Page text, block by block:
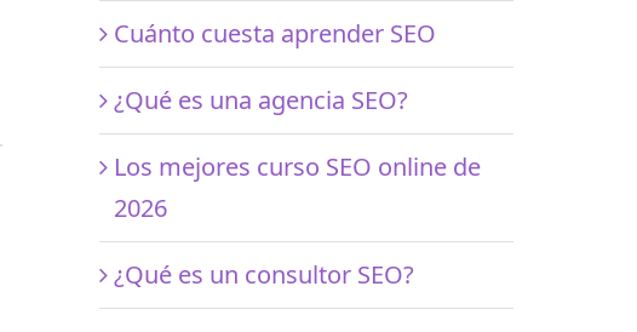
Cuánto cuesta aprender SEO
¿Qué es una agencia SEO?
Los mejores curso SEO online de
2026
¿Qué es un consultor SEO?